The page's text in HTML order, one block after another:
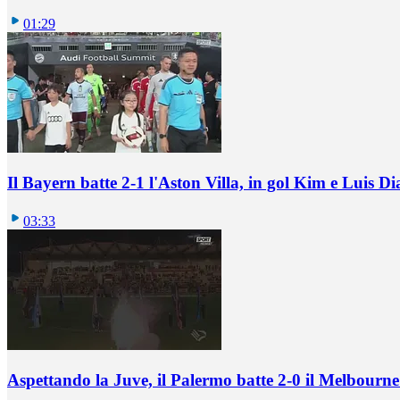
01:29
Il Bayern batte 2-1 l'Aston Villa, in gol Kim e Luis
03:33
Aspettando la Juve, il Palermo batte 2-0 il